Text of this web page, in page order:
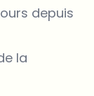
depuis
la